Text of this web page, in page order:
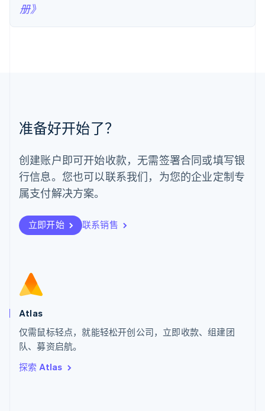
册》
准备好开始了？
创建账户即可开始收款，无需签署合同或填写银
行信息。您也可以联系我们，为您的企业定制专
属支付解决方案。
立即开始 联系销售
Atlas
仅需鼠标轻点，就能轻松开创公司，立即收款、组建团
队、募资启航。
探索 Atlas
马尔他
挪威
葡萄牙
Português English
日本
日本語English
瑞典
瑞士
DeutschFrançais
English
斯洛文尼亚
泰国
ไทยEnglish
希腊
English
西班牙